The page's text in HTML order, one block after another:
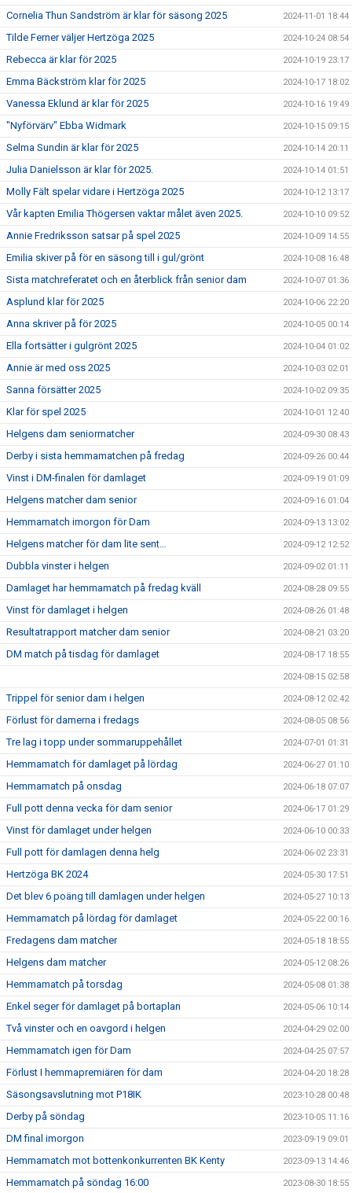
Cornelia Thun Sandström är klar för säsong 2025 2024-11-01 18:44
Tilde Ferner väljer Hertzöga 2025 2024-10-24 08:54
Rebecca är klar för 2025 2024-10-19 23:17
Emma Bäckström klar för 2025 2024-10-17 18:02
Vanessa Eklund är klar för 2025 2024-10-16 19:49
"Nyförvärv" Ebba Widmark 2024-10-15 09:15
Selma Sundin är klar för 2025 2024-10-14 20:11
Julia Danielsson är klar för 2025. 2024-10-14 01:51
Molly Fält spelar vidare i Hertzöga 2025 2024-10-12 13:17
Vår kapten Emilia Thögersen vaktar målet även 2025. 2024-10-10 09:52
Annie Fredriksson satsar på spel 2025 2024-10-09 14:55
Emilia skiver på för en säsong till i gul/grönt 2024-10-08 16:48
Sista matchreferatet och en återblick från senior dam 2024-10-07 01:36
Asplund klar för 2025 2024-10-06 22:20
Anna skriver på för 2025 2024-10-05 00:14
Ella fortsätter i gulgrönt 2025 2024-10-04 01:02
Annie är med oss 2025 2024-10-03 02:01
Sanna försätter 2025 2024-10-02 09:35
Klar för spel 2025 2024-10-01 12:40
Helgens dam seniormatcher 2024-09-30 08:43
Derby i sista hemmamatchen på fredag 2024-09-26 00:44
Vinst i DM-finalen för damlaget 2024-09-19 01:09
Helgens matcher dam senior 2024-09-16 01:04
Hemmamatch imorgon för Dam 2024-09-13 13:02
Helgens matcher för dam lite sent… 2024-09-12 12:52
Dubbla vinster i helgen 2024-09-02 01:11
Damlaget har hemmamatch på fredag kväll 2024-08-28 09:55
Vinst för damlaget i helgen 2024-08-26 01:48
Resultatrapport matcher dam senior 2024-08-21 03:20
DM match på tisdag för damlaget 2024-08-17 18:55
2024-08-15 02:58
Trippel för senior dam i helgen 2024-08-12 02:42
Förlust för damerna i fredags 2024-08-05 08:56
Tre lag i topp under sommaruppehållet 2024-07-01 01:31
Hemmamatch för damlaget på lördag 2024-06-27 01:10
Hemmamatch på onsdag 2024-06-18 07:07
Full pott denna vecka för dam senior 2024-06-17 01:29
Vinst för damlaget under helgen 2024-06-10 00:33
Full pott för damlagen denna helg 2024-06-02 23:31
Hertzöga BK 2024 2024-05-30 17:51
Det blev 6 poäng till damlagen under helgen 2024-05-27 10:13
Hemmamatch på lördag för damlaget 2024-05-22 00:16
Fredagens dam matcher 2024-05-18 18:55
Helgens dam matcher 2024-05-12 08:26
Hemmamatch på torsdag 2024-05-08 01:38
Enkel seger för damlaget på bortaplan 2024-05-06 10:14
Två vinster och en oavgord i helgen 2024-04-29 02:00
Hemmamatch igen för Dam 2024-04-25 07:57
Förlust I hemmapremiären för dam 2024-04-20 18:28
Säsongsavslutning mot P18IK 2023-10-28 00:48
Derby på söndag 2023-10-05 11:16
DM final imorgon 2023-09-19 09:01
Hemmamatch mot bottenkonkurrenten BK Kenty 2023-09-13 14:46
Hemmamatch på söndag 16:00 2023-08-30 18:55